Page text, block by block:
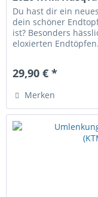
Du hast dir ein
dein schöner
ist? Besonders
eloxierten
29,90 € *
Merken